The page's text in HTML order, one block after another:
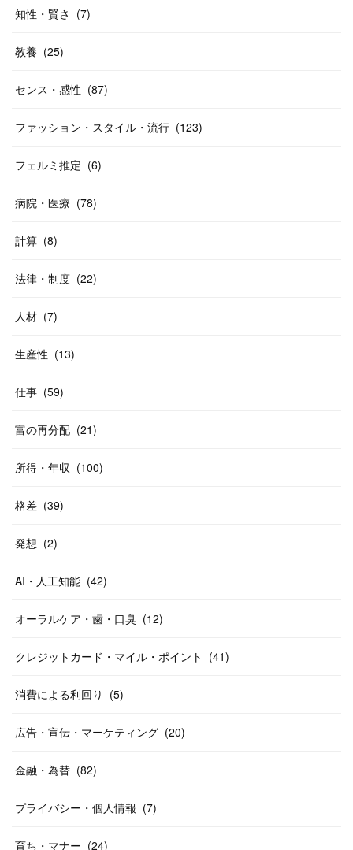
知性・賢さ (7)
教養 (25)
センス・感性 (87)
ファッション・スタイル・流行 (123)
フェルミ推定 (6)
病院・医療 (78)
計算 (8)
法律・制度 (22)
人材 (7)
生産性 (13)
仕事 (59)
富の再分配 (21)
所得・年収 (100)
格差 (39)
発想 (2)
AI・人工知能 (42)
オーラルケア・歯・口臭 (12)
クレジットカード・マイル・ポイント (41)
消費による利回り (5)
広告・宣伝・マーケティング (20)
金融・為替 (82)
プライバシー・個人情報 (7)
育ち・マナー (24)